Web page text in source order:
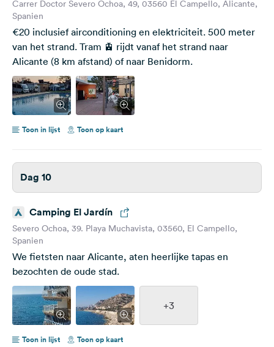
Carrer Doctor Severo Ochoa, 49, 03560 El Campello, Alicante,
Spanien
€20 inclusief airconditioning en elektriciteit. 500 meter
van het strand. Tram 🚊 rijdt vanaf het strand naar
Alicante (8 km afstand) of naar Benidorm.
Toon in lijst Toon op kaart
Dag 10
Camping El Jardín
Severo Ochoa, 39. Playa Muchavista, 03560, El Campello,
Spanien
We fietsten naar Alicante, aten heerlijke tapas en
bezochten de oude stad.
+3
Toon in lijst Toon op kaart